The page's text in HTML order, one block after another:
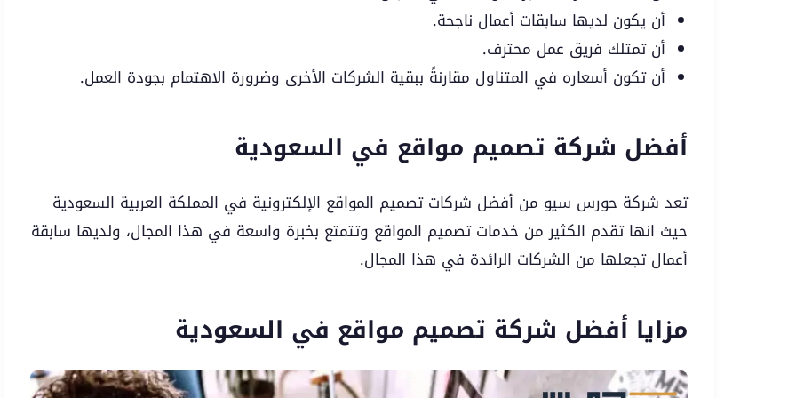
أن يكون لديها سابقات أعمال ناجحة.
أن تمتلك فريق عمل محترف.
أن تكون أسعاره في المتناول مقارنةً ببقية الشركات الأخرى وضرورة الاهتمام بجودة العمل.
أفضل شركة تصميم مواقع في السعودية
تعد شركة حورس سيو من أفضل شركات تصميم المواقع الإلكترونية في المملكة العربية السعودية
حيث انها تقدم الكثير من خدمات تصميم المواقع وتتمتع بخبرة واسعة في هذا المجال، ولديها سابقة
أعمال تجعلها من الشركات الرائدة في هذا المجال.
مزايا أفضل شركة تصميم مواقع في السعودية